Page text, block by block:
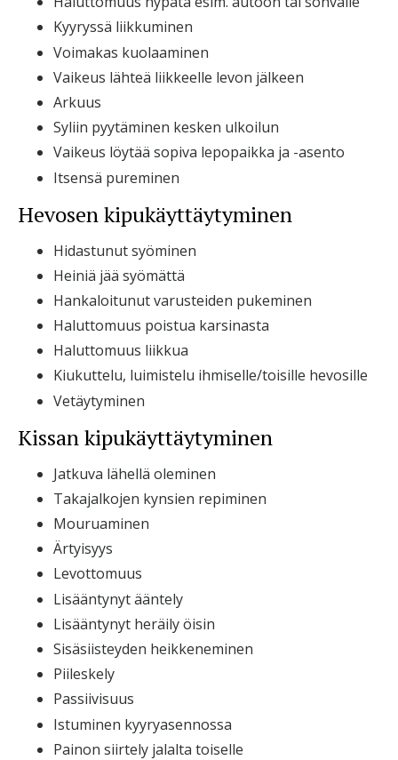
Kyyryssä liikkuminen
Voimakas kuolaaminen
Vaikeus lähteä liikkeelle levon jälkeen
Arkuus
Syliin pyytäminen kesken ulkoilun
Vaikeus löytää sopiva lepopaikka ja -asento
Itsensä pureminen
Hevosen kipukäyttäytyminen
Hidastunut syöminen
Heiniä jää syömättä
Hankaloitunut varusteiden pukeminen
Haluttomuus poistua karsinasta
Haluttomuus liikkua
Kiukuttelu, luimistelu ihmiselle/toisille hevosille
Vetäytyminen
Kissan kipukäyttäytyminen
Jatkuva lähellä oleminen
Takajalkojen kynsien repiminen
Mouruaminen
Ärtyisyys
Levottomuus
Lisääntynyt ääntely
Lisääntynyt heräily öisin
Sisäsiisteyden heikkeneminen
Piileskely
Passiivisuus
Istuminen kyyryasennossa
Painon siirtely jalalta toiselle